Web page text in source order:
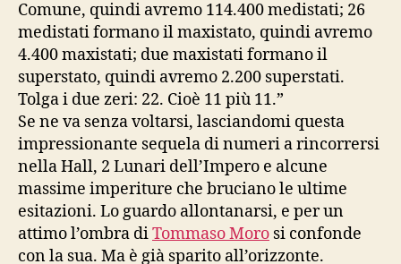
Comune, quindi avremo 114.400 medistati; 26
medistati formano il maxistato, quindi avremo
4.400 maxistati; due maxistati formano il
superstato, quindi avremo 2.200 superstati.
Tolga i due zeri: 22. Cioè 11 più 11.”
Se ne va senza voltarsi, lasciandomi questa
impressionante sequela di numeri a rincorrersi
nella Hall, 2 Lunari dell’Impero e alcune
massime imperiture che bruciano le ultime
esitazioni. Lo guardo allontanarsi, e per un
attimo l’ombra diTommaso Moro si confonde
con la sua. Ma è già sparito all’orizzonte.